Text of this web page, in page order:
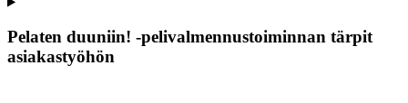
Pelaten duuniin! -pelivalmennustoiminnan tärpit
asiakastyöhön